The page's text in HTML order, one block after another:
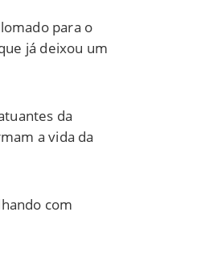
para o
já deixou um
da
a vida da
com